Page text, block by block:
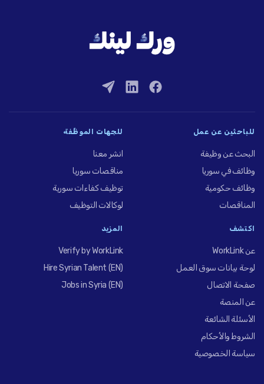
للباحثين عن عمل
البحث عن وظيفة
وظائف في سوريا
وظائف حكومية
المناقصات
للجهات الموظِّفة
انشر معنا
مناقصات سوريا
توظيف كفاءات سورية
لوكالات التوظيف
اكتشف
عن WorkLink
لوحة بيانات سوق العمل
صفحة الاتصال
عن المنصة
الأسئلة الشائعة
الشروط والأحكام
سياسة الخصوصية
المزيد
Verify by WorkLink
Hire Syrian Talent (EN)
Jobs in Syria (EN)